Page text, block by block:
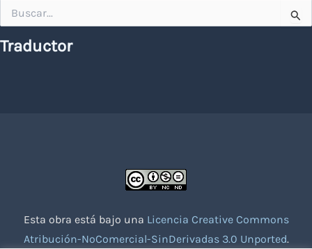
por:
Traductor
Esta obra está bajo una Licencia Creative Commons
Atribución-NoComercial-SinDerivadas 3.0 Unported.